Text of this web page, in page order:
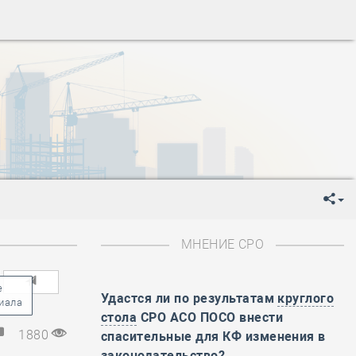
День Государственного флага Российской Федерации
-День знаний
День сотрудника органов внутренних дел РФ
День полного освобождения Ленинграда от фашистской
Весны и Труда
Победы!
День Государственного флага Российской Федерации
День сотрудника органов внутренних дел РФ
День полного освобождения Ленинграда от фашистской
Весны и Труда
1880
МНЕНИЕ СРО
Удастся ли по результатам круглого
стола СРО АСО ПОСО внести
спасительные для КФ изменения в